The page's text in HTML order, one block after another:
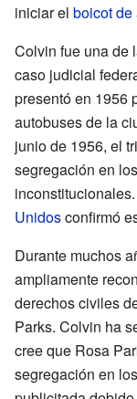
iniciar el boicot de
Colvin fue una de
caso judicial
presentó en 1956
autobuses de la
junio de 1956, el
segregación en
Unidosconfirmó
Durante muchos
ampliamente
derechos civiles
Parks. Colvin ha
cree que Rosa
segregación en